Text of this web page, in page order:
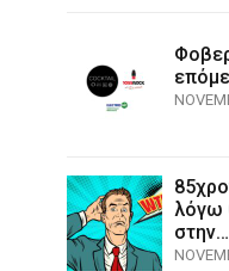
λόγω